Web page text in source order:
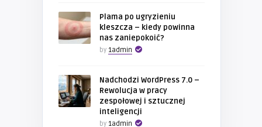
Plama po ugryzieniu
kleszcza – kiedy powinna
nas zaniepokoić?
by 1admin
Nadchodzi WordPress 7.0 –
Rewolucja w pracy
zespołowej i sztucznej
inteligencji
by 1admin